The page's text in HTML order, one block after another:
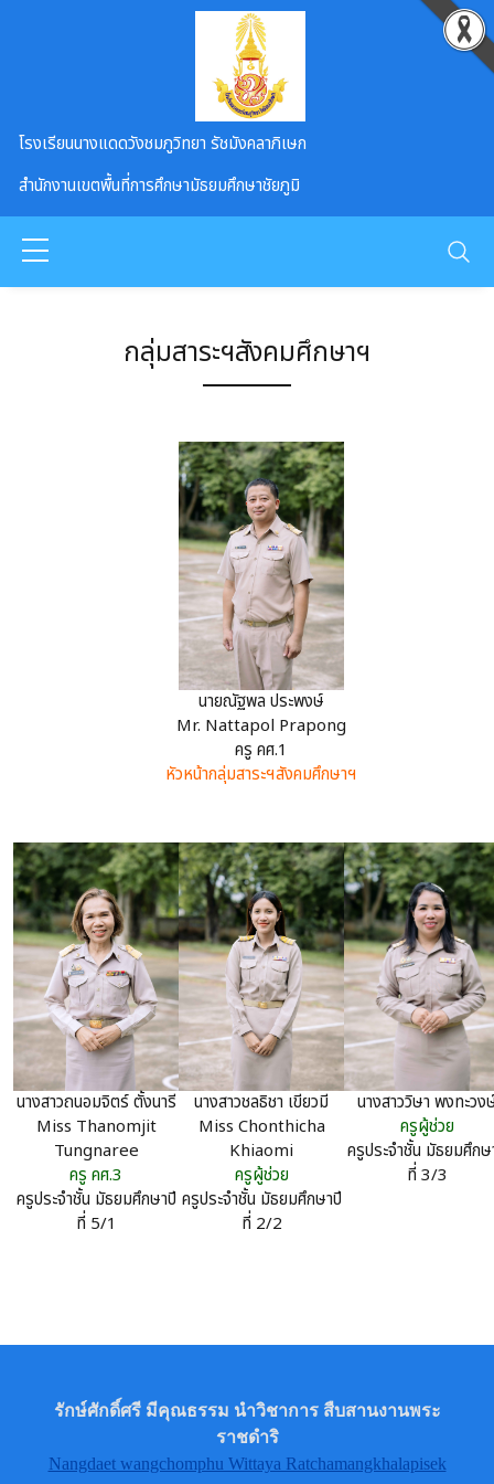
โรงเรียนนางแดดวังชมภูวิทยา รัชมังคลาภิเษก
สำนักงานเขตพื้นที่การศึกษามัธยมศึกษาชัยภูมิ
กลุ่มสาระฯสังคมศึกษาฯ
นายณัฐพล ประพงษ์
Mr. Nattapol Prapong
ครู คศ.1
หัวหน้ากลุ่มสาระฯสังคมศึกษาฯ
นางสาวถนอมจิตร์ ตั้งนารี
Miss Thanomjit
Tungnaree
ครู คศ.3
ครูประจำชั้น มัธยมศึกษาปี
ที่ 5/1
นางสาวชลธิชา เขียวมี
Miss Chonthicha
Khiaomi
ครูผู้ช่วย
ครูประจำชั้น มัธยมศึกษาปี
ที่ 2/2
นางสาววิษา พงทะวง
ครูผู้ช่วย
ครูประจำชั้น มัธยมศึกษ
ที่ 3/3
รักษ์ศักดิ์ศรี มีคุณธรรม นำวิชาการ สืบสานงานพระ
ราชดำริ
Nangdaet wangchomphu Wittaya Ratchamangkhalapisek